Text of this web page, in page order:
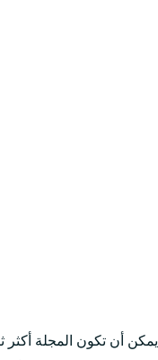
يمكن أن تكون المجلة